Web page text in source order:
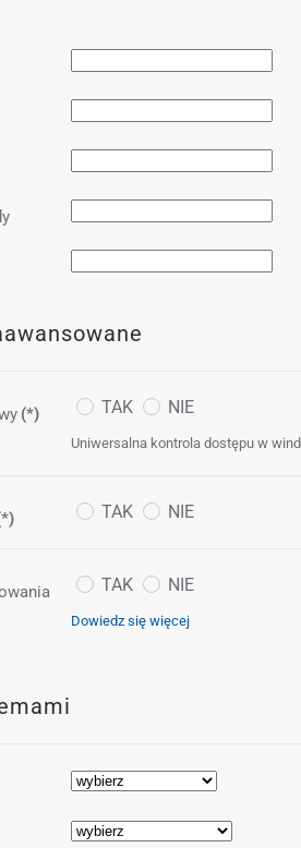
(*) TAK NIE
Uniwersalna kontrola dostępu w
TAK NIE
TAK NIE
Dowiedz się więcej